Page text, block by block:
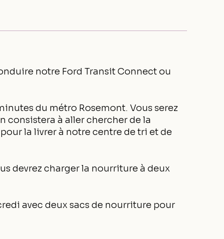
notre Ford Transit Connect ou
du métro Rosemont. Vous serez
consistera à aller chercher de la
la livrer à notre centre de tri et de
devrez charger la nourriture à deux
avec deux sacs de nourriture pour